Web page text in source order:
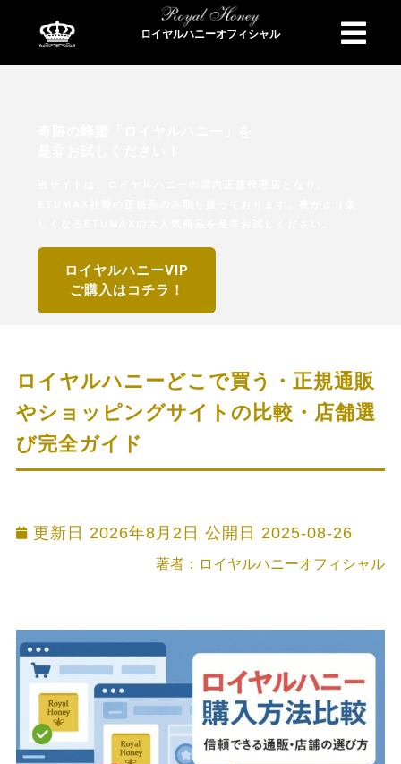
ロイヤルハニーオフィシャル
ロイヤルハニーVIP
ご購入はコチラ！
ロイヤルハニーどこで買う・正規通販
やショッピングサイトの比較・店舗選
び完全ガイド
更新日 2026年8月2日 公開日 2025-08-26
著者：ロイヤルハニーオフィシャル